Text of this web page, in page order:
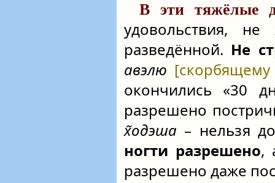
В эти тяжёлые
удовольствия, не
разведённой. Не
авэлю
окончились «30
разрешено
х̃одэша – нельзя
ногти разрешено,
разрешено даже